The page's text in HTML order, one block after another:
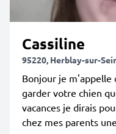
Cassiline
95220, Herblay-sur-
Bonjour je m'appelle
garder votre chien
vacances je dirais
chez mes parents